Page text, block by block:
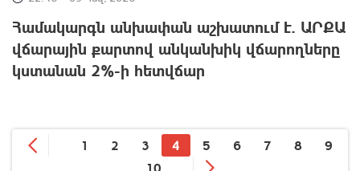
Համակարգն անխափան աշխատում է. ԱՐՔԱ
վճարային քարտով անկանխիկ վճարողները
կստանան 2%-ի հետվճար
1 2 3 4 5 6 7 8
9
10